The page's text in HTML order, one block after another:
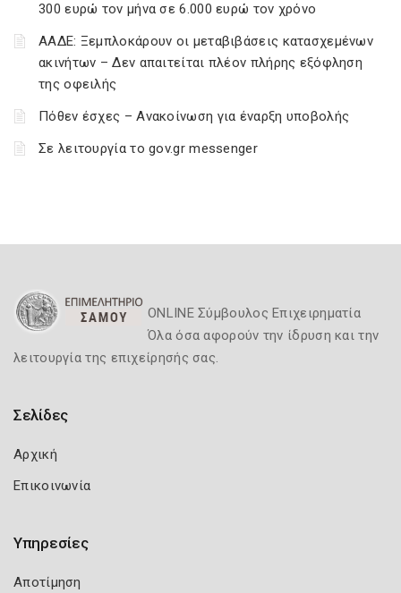
300 ευρώ τον μήνα σε 6.000 ευρώ τον χρόνο
ΑΑΔΕ: Ξεμπλοκάρουν οι μεταβιβάσεις κατασχεμένων
ακινήτων – Δεν απαιτείται πλέον πλήρης εξόφληση
της οφειλής
Πόθεν έσχες – Ανακοίνωση για έναρξη υποβολής
Σε λειτουργία το gov.gr messenger
ONLINE Σύμβουλος Επιχειρηματία
Όλα όσα αφορούν την ίδρυση και την
λειτουργία της επιχείρησής σας.
Σελίδες
Αρχική
Επικοινωνία
Υπηρεσίες
Αποτίμηση